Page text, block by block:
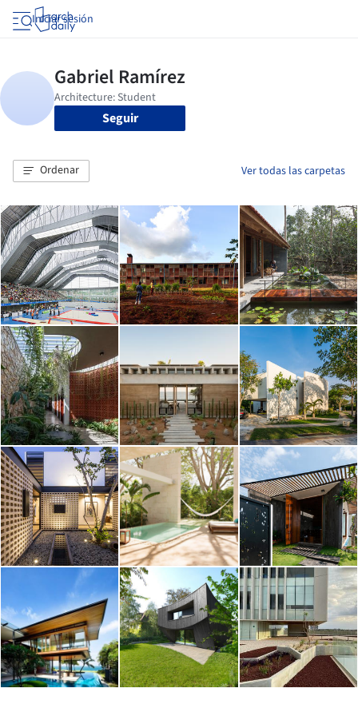
Iniciar sesión
Seguir
Ordenar Ver todas las carpetas